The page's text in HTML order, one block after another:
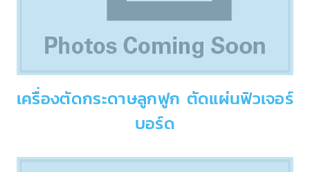
เครื่องตัดกระดาษลูกฟูก ตัดแผ่นฟิวเจอร์
บอร์ด